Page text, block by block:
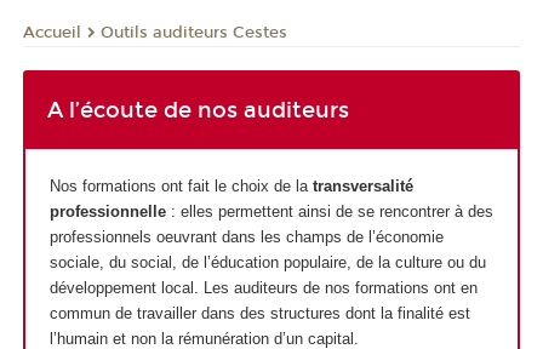
Accueil Outils auditeurs Cestes
A l’écoute de nos auditeurs
Nos formations ont fait le choix de la transversalité
professionnelle : elles permettent ainsi de se rencontrer à des
professionnels oeuvrant dans les champs de l’économie
sociale, du social, de l’éducation populaire, de la culture ou du
développement local. Les auditeurs de nos formations ont en
commun de travailler dans des structures dont la finalité est
l’humain et non la rémunération d’un capital.